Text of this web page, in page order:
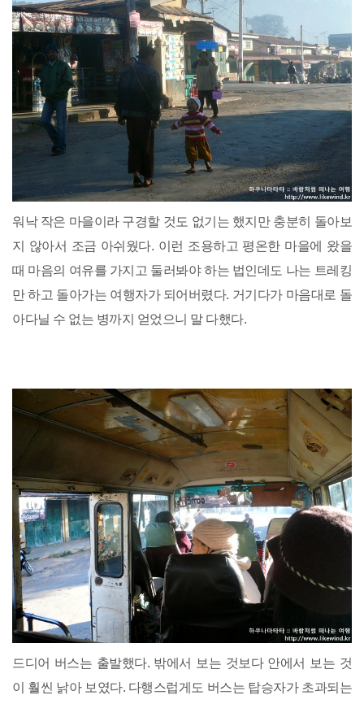
워낙 작은 마을이라 구경할 것도 없기는 했지만 충분히 돌아보
지 않아서 조금 아쉬웠다. 이런 조용하고 평온한 마을에 왔을
때 마음의 여유를 가지고 둘러봐야 하는 법인데도 나는 트레킹
만 하고 돌아가는 여행자가 되어버렸다. 거기다가 마음대로 돌
아다닐 수 없는 병까지 얻었으니 말 다했다.
드디어 버스는 출발했다. 밖에서 보는 것보다 안에서 보는 것
이 훨씬 낡아 보였다. 다행스럽게도 버스는 탑승자가 초과되는